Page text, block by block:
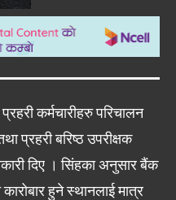
कर्मचारीहरु परिचालन
प्रहरी बरिष्ठ उपरीक्षक
दिए । सिंहका अनुसार बैंक
हुने स्थानलाई मात्र